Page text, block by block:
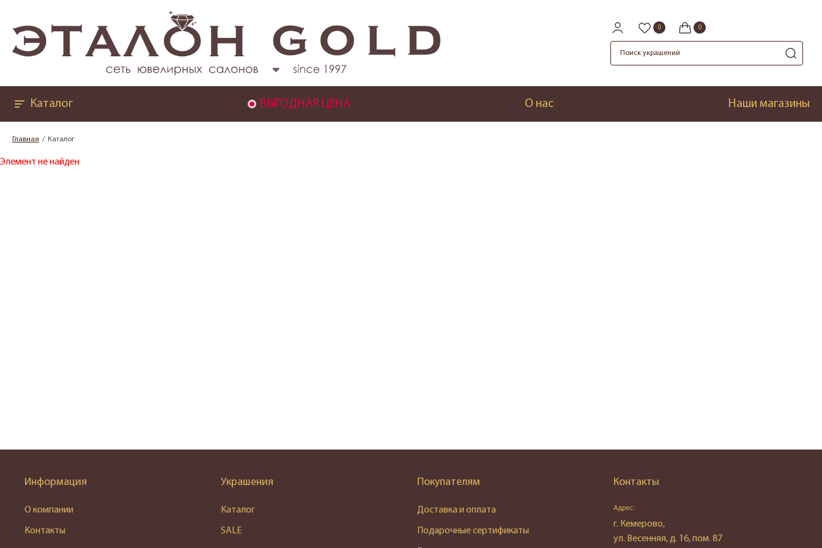
Каталог ВЫГОДНАЯ ЦЕНА О нас Наши магазины
Главная Каталог
Элемент не найден
Информация
О компании
Контакты
Украшения
Каталог
SALE
Покупателям
Доставка и оплата
Подарочные сертификаты
Контакты
Адрес:
г. Кемерово,
ул. Весенняя, д. 16, пом. 87